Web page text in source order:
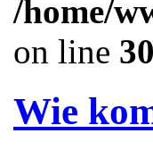
/home/
on line
Wie